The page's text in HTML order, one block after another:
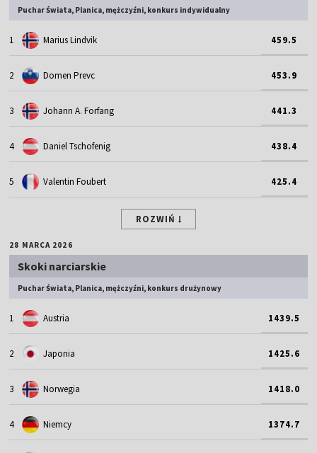
Puchar Świata, Planica, mężczyźni, konkurs indywidualny
1 Marius Lindvik 459.5
2 Domen Prevc 453.9
3 Johann A. Forfang 441.3
4 Daniel Tschofenig 438.4
5 Valentin Foubert 425.4
ROZWIŃ
28 MARCA 2026
Skoki narciarskie
Puchar Świata, Planica, mężczyźni, konkurs drużynowy
1 Austria 1439.5
2 Japonia 1425.6
3 Norwegia 1418.0
4 Niemcy 1374.7